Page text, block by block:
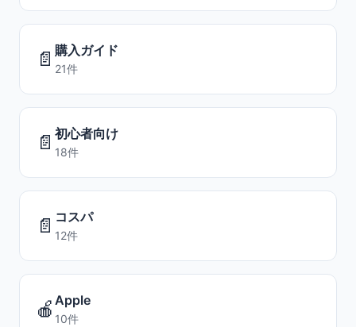
📄 購入ガイド
21件
📄 初心者向け
18件
📄 コスパ
12件
🍎 Apple
10件